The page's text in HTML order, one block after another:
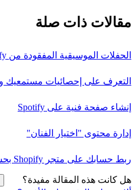
مقالات ذات صلة
الحفلات الموسيقية المفقودة من Spotify
التعرف على إحصائيات مستمعيك
إنشاء صفحة فنية على Spotify
إدارة محتوى "اختيار الفنان"
ربط حسابك على متجر Shopify بحسابك على Spotify for Artists
هل كانت هذه المقالة مفيدة؟